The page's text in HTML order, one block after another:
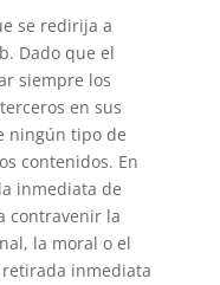
se redirija a
Dado que el
siempre los
en sus
ningún tipo de
contenidos. En
inmediata de
contravenir la
la moral o el
inmediata